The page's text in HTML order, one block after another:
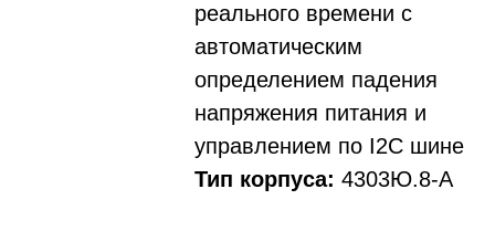
реального времени с
автоматическим
определением падения
напряжения питания и
управлением по I2C шине
Тип корпуса: 4303Ю.8-А